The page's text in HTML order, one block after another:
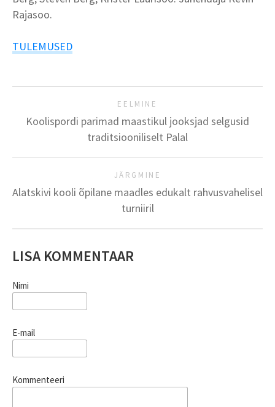
Rajasoo.
TULEMUSED
EELMINE
Koolispordi parimad maastikul jooksjad selgusid
traditsiooniliselt Palal
JÄRGMINE
Alatskivi kooli õpilane maadles edukalt rahvusvahelisel
turniiril
LISA KOMMENTAAR
Nimi
E-mail
Kommenteeri